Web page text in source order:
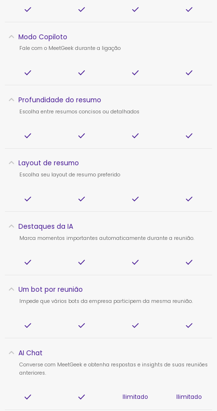
Modo Copiloto
Fale com o MeetGeek durante a ligação
Profundidade do resumo
Escolha entre resumos concisos ou detalhados
Layout de resumo
Escolha seu layout de resumo preferido
Destaques da IA
Marca momentos importantes automaticamente durante a reunião.
Um bot por reunião
Impede que vários bots da empresa participem da mesma reunião.
AI Chat
Converse com MeetGeek e obtenha respostas e insights de suas reuniões
anteriores.
Ilimitado Ilimitado